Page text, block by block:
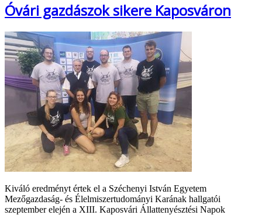
Óvári gazdászok sikere Kaposváron
Kiváló eredményt értek el a Széchenyi István Egyetem
Mezőgazdaság- és Élelmiszertudományi Karának hallgatói
szeptember elején a XIII. Kaposvári Állattenyésztési Napok